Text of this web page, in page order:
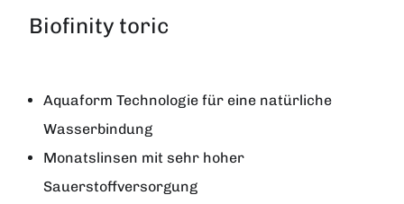
Biofinity toric
Aquaform Technologie für eine natürliche
Wasserbindung
Monatslinsen mit sehr hoher
Sauerstoffversorgung